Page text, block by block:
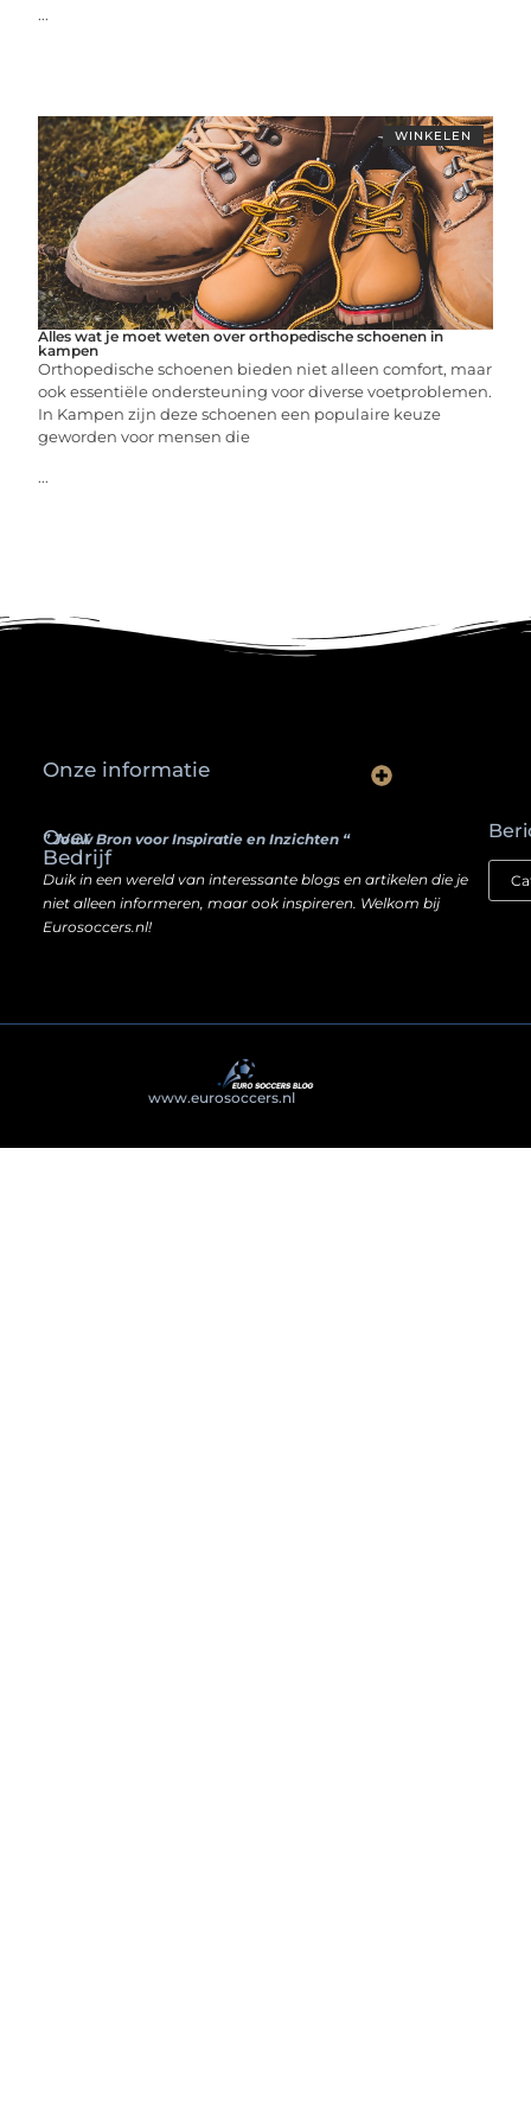
...
WINKELEN
Alles wat je moet weten over orthopedische schoenen in
kampen
Orthopedische schoenen bieden niet alleen comfort, maar
ook essentiële ondersteuning voor diverse voetproblemen.
In Kampen zijn deze schoenen een populaire keuze
geworden voor mensen die
...
Over
Bedrijf
” Jouw Bron voor Inspiratie en Inzichten “
Duik in een wereld van interessante blogs en artikelen die je
niet alleen informeren, maar ook inspireren. Welkom bij
Eurosoccers.nl!
Onze informatie
www.eurosoccers.nl. All Right Reserved.